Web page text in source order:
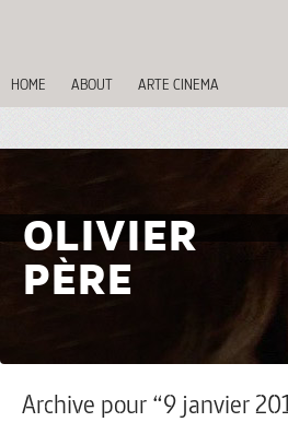
HOME ABOUT ARTE CINEMA
OLIVIER
PÈRE
Archive pour “9 janvier